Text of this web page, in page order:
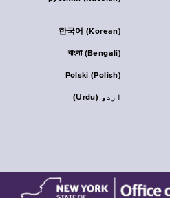
한국어 (Korean)
বাংলা (Bengali)
Polski (Polish)
اردو (Urdu)